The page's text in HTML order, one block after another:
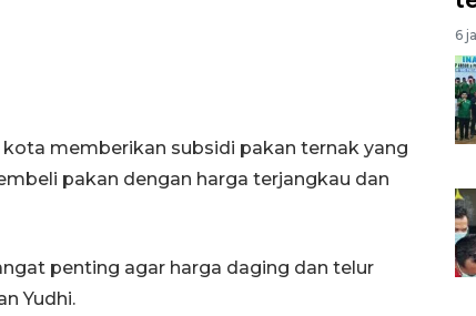
memberikan subsidi pakan ternak yang
pakan dengan harga terjangkau dan
penting agar harga daging dan telur
Yudhi.
6